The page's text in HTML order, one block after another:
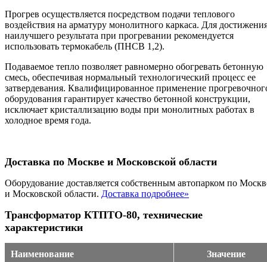
Прогрев осуществляется посредством подачи теплового
воздействия на арматуру монолитного каркаса. Для
наилучшего результата при прогревании рекомендуется
использовать термокабель (ПНСВ 1,2).
Подаваемое тепло позволяет равномерно обогревать бетонную
смесь, обеспечивая нормальный технологический процесс ее
затвердевания. Квалифицированное применение
оборудования гарантирует качество бетонной конструкции,
исключает кристаллизацию воды при монолитных работах в
холодное время года.
Доставка по Москве и Московской области
Оборудование доставляется собственным автопарком по
и Московской области. Доставка подробнее»
Трансформатор КТПТО-80, технические
характеристики
Наименование Значение